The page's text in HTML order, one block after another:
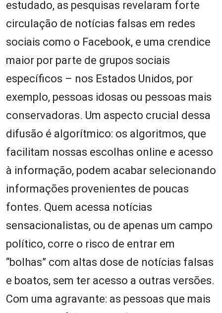
estudado, as pesquisas revelaram forte
circulação de notícias falsas em redes
sociais como o Facebook, e uma crendice
maior por parte de grupos sociais
específicos – nos Estados Unidos, por
exemplo, pessoas idosas ou pessoas mais
conservadoras. Um aspecto crucial dessa
difusão é algorítmico: os algoritmos, que
facilitam nossas escolhas online e acesso
à informação, podem acabar selecionando
informações provenientes de poucas
fontes. Quem acessa notícias
sensacionalistas, ou de apenas um campo
político, corre o risco de entrar em
“bolhas” com altas dose de notícias falsas
e boatos, sem ter acesso a outras versões.
Com uma agravante: as pessoas que mais